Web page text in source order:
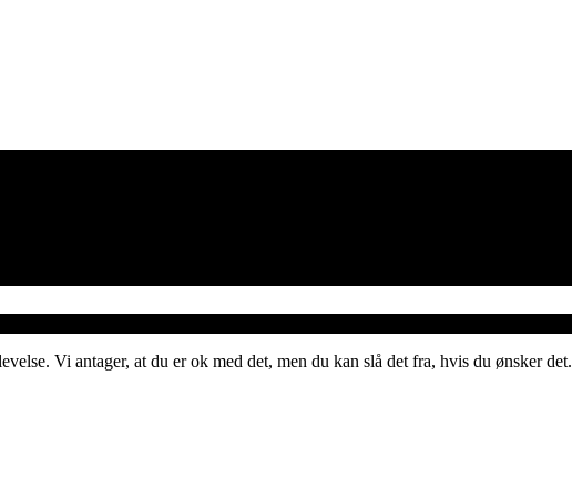
Vi antager, at du er ok med det, men du kan slå det fra, hvis du ønsker det.